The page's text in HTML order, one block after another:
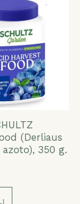
(Derliaus
350 g.